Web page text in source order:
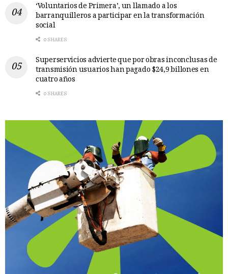
‘Voluntarios de Primera’, un llamado a los
barranquilleros a participar en la transformación
social
0 SHARES
Superservicios advierte que por obras inconclusas de
transmisión usuarios han pagado $24,9 billones en
cuatro años
0 SHARES